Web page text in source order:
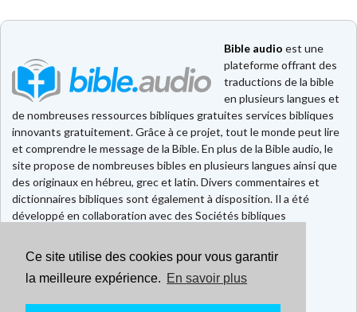
Ce site utilise des cookies pour vous garantir
la meilleure expérience. En savoir plus
Bible audio est une
plateforme offrant des
traductions de la bible
en plusieurs langues et
de nombreuses ressources bibliques gratuites services bibliques
innovants gratuitement. Grâce à ce projet, tout le monde peut lire
et comprendre le message de la Bible. En plus de la Bible audio, le
site propose de nombreuses bibles en plusieurs langues ainsi que
des originaux en hébreu, grec et latin. Divers commentaires et
dictionnaires bibliques sont également à disposition. Il a été
développé en collaboration avec des Sociétés bibliques
Faire un don
Contact